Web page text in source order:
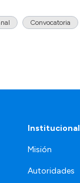
Convocatoria
Institucional
Misión
Autoridades